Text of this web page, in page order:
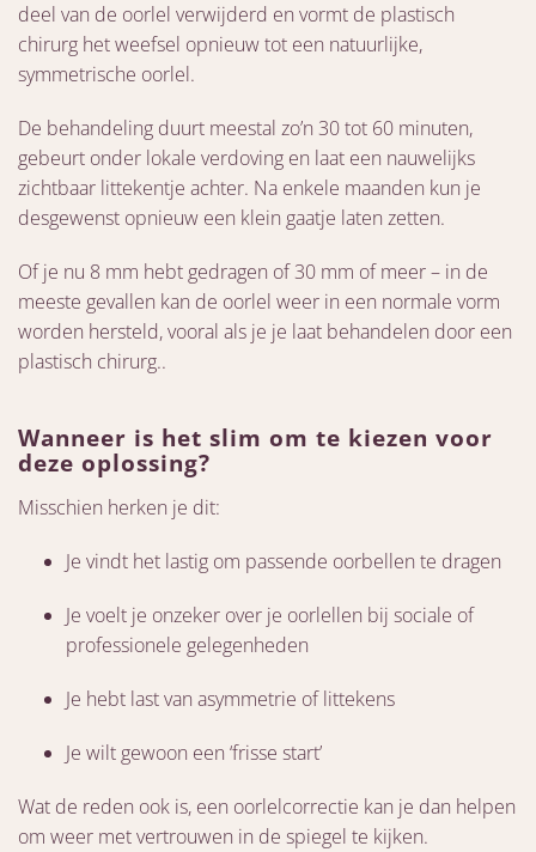
deel van de oorlel verwijderd en vormt de plastisch
chirurg het weefsel opnieuw tot een natuurlijke,
symmetrische oorlel.
De behandeling duurt meestal zo’n 30 tot 60 minuten,
gebeurt onder lokale verdoving en laat een nauwelijks
zichtbaar littekentje achter. Na enkele maanden kun je
desgewenst opnieuw een klein gaatje laten zetten.
Of je nu 8 mm hebt gedragen of 30 mm of meer – in de
meeste gevallen kan de oorlel weer in een normale vorm
worden hersteld, vooral als je je laat behandelen door een
plastisch chirurg..
Wanneer is het slim om te kiezen voor
deze oplossing?
Misschien herken je dit:
Je vindt het lastig om passende oorbellen te dragen
Je voelt je onzeker over je oorlellen bij sociale of
professionele gelegenheden
Je hebt last van asymmetrie of littekens
Je wilt gewoon een ‘frisse start’
Wat de reden ook is, een oorlelcorrectie kan je dan helpen
om weer met vertrouwen in de spiegel te kijken.